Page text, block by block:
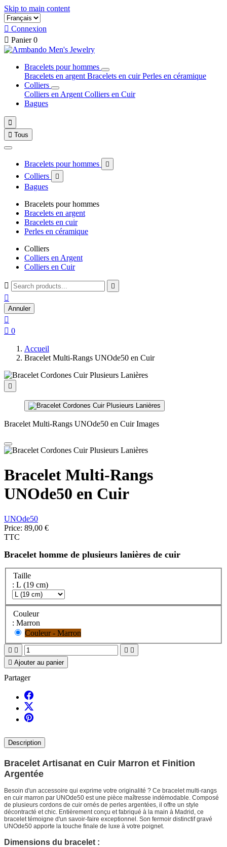
Skip to main content
 Connexion
 Panier 0
Bracelets pour hommes
Bracelets en argent Bracelets en cuirPerles en céramique
Colliers
Colliers en Argent Colliers en Cuir
Bagues

 Tous
Bracelets pour hommes 
Colliers 
Bagues
Bracelets pour hommes
Bracelets en argent
Bracelets en cuir
Perles en céramique
Colliers
Colliers en Argent
Colliers en Cuir
 

Annuler

 0
Accueil
Bracelet Multi-Rangs UNOde50 en Cuir

Bracelet Multi-Rangs UNOde50 en Cuir Images
Bracelet Multi-Rangs
UNOde50 en Cuir
UNOde50
Price: 89,00 €
TTC
Bracelet homme de plusieurs lanières de cuir
Taille
: L (19 cm)
Couleur
: Marron
Couleur - Marron
   
 Ajouter au panier
Partager
Description
Bracelet Artisanat en Cuir Marron et Finition
Argentée
Besoin d'un accessoire qui exprime votre originalité ? Ce bracelet multi-rangs
en cuir marron par UNOde50 est une pièce maîtresse indémodable. Composé
de plusieurs cordons de cuir ornés de perles argentées, il offre un style
décontracté et chic. Entièrement conçu et fabriqué à la main à Madrid, ce
bracelet témoigne d'un savoir-faire exceptionnel. Son fermoir distinctif gravé
UNOde50 apporte la touche finale de luxe à votre poignet.
Dimensions du bracelet :